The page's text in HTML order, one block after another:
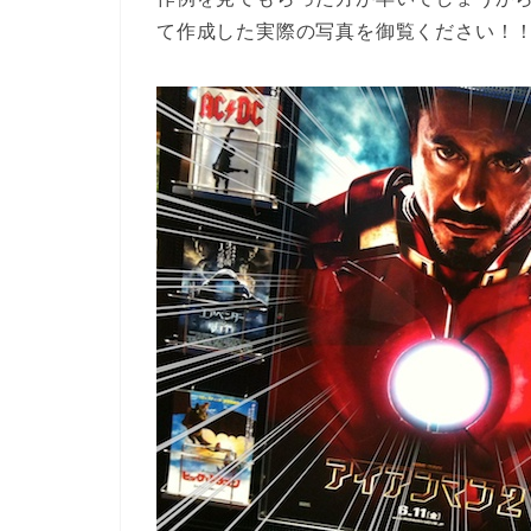
て作成した実際の写真を御覧ください！